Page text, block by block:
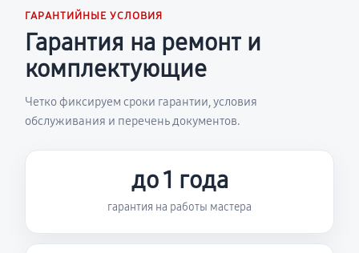
ГАРАНТИЙНЫЕ УСЛОВИЯ
Гарантия на ремонт и
комплектующие
Четко фиксируем сроки гарантии, условия
обслуживания и перечень документов.
до 1 года
гарантия на работы мастера